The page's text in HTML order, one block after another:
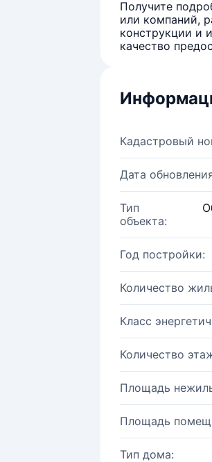
Получите
или компаний,
конструкции и
качество
Кадастровый
Дата
Тип
объекта:
Год постройки:
Количество
Класс
Количество
Площадь
Площадь
Тип дома: